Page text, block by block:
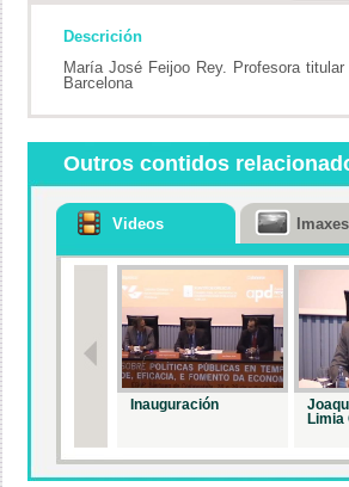
Descrición
María José Feijoo Rey. Profesora
Barcelona
Outros contidos
Videos
Inauguración
Limia
Imaxes